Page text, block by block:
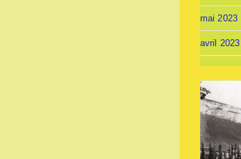
mai 2023
avril 2023